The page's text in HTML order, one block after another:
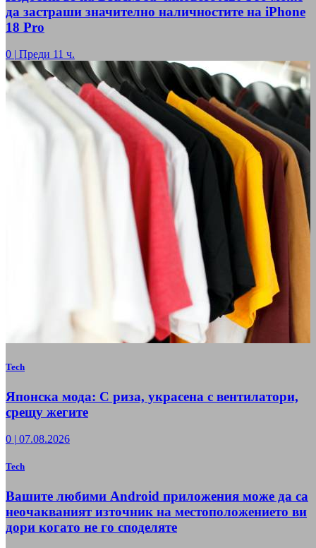
да застраши значително наличностите на iPhone
18 Pro
0 | Преди 11 ч.
Tech
Японска мода: С риза, украсена с вентилатори,
срещу жегите
0 | 07.08.2026
Tech
Вашите любими Android приложения може да са
неочакваният източник на местоположението ви
дори когато не го споделяте